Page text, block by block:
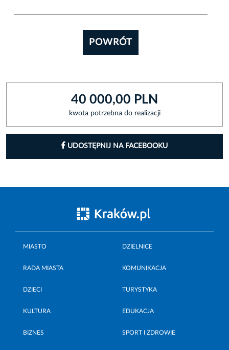
POWRÓT
40 000,00 PLN
kwota potrzebna do realizacji
UDOSTĘPNIJ NA FACEBOOKU
MIASTO DZIELNICE
RADA MIASTA KOMUNIKACJA
DZIECI TURYSTYKA
KULTURA EDUKACJA
BIZNES SPORT I ZDROWIE